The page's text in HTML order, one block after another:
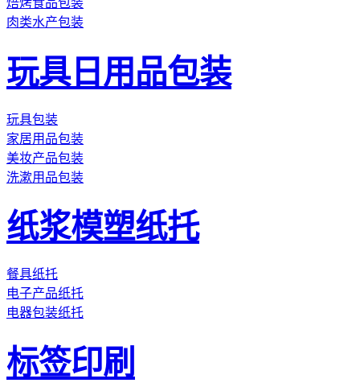
焙烤食品包装
肉类水产包装
玩具日用品包装
玩具包装
家居用品包装
美妆产品包装
洗漱用品包装
纸浆模塑纸托
餐具纸托
电子产品纸托
电器包装纸托
标签印刷